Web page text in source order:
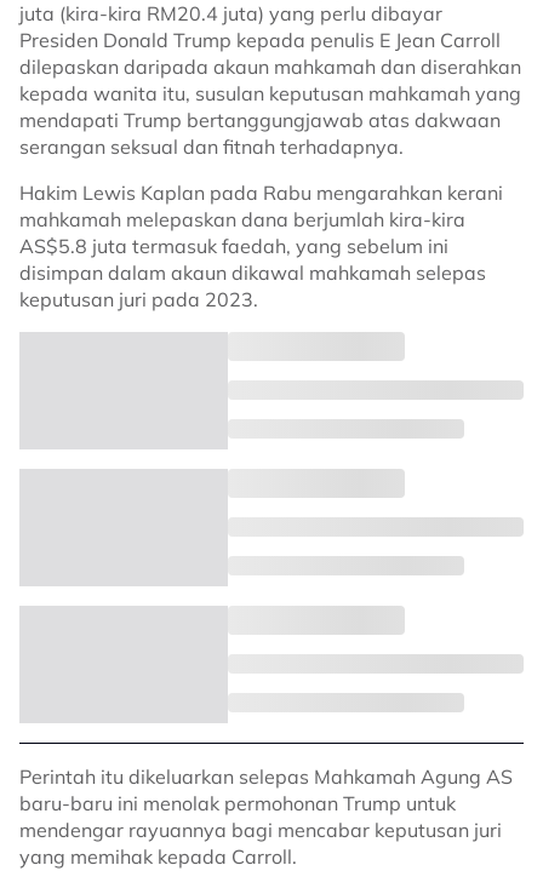
juta (kira-kira RM20.4 juta) yang perlu dibayar
Presiden Donald Trump kepada penulis E Jean Carroll
dilepaskan daripada akaun mahkamah dan diserahkan
kepada wanita itu, susulan keputusan mahkamah yang
mendapati Trump bertanggungjawab atas dakwaan
serangan seksual dan fitnah terhadapnya.
Hakim Lewis Kaplan pada Rabu mengarahkan kerani
mahkamah melepaskan dana berjumlah kira-kira
AS$5.8 juta termasuk faedah, yang sebelum ini
disimpan dalam akaun dikawal mahkamah selepas
keputusan juri pada 2023.
Perintah itu dikeluarkan selepas Mahkamah Agung AS
baru-baru ini menolak permohonan Trump untuk
mendengar rayuannya bagi mencabar keputusan juri
yang memihak kepada Carroll.